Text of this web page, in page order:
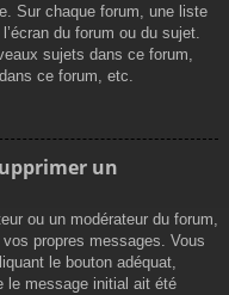
Sur chaque forum, une liste
du forum ou du sujet.
sujets dans ce forum,
ce forum, etc.
un
ou un modérateur du forum,
propres messages. Vous
le bouton adéquat,
le message initial ait été